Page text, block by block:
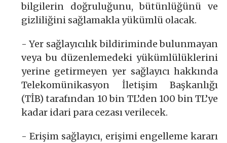
bilgilerin doğruluğunu, bütünlüğünü ve
gizliliğini sağlamakla yükümlü olacak.
- Yer sağlayıcılık bildiriminde bulunmayan
veya bu düzenlemedeki yükümlülüklerini
yerine getirmeyen yer sağlayıcı hakkında
Telekomünikasyon İletişim Başkanlığı
(TİB) tarafından 10 bin TL’den 100 bin TL’ye
kadar idari para cezası verilecek.
- Erişim sağlayıcı, erişimi engelleme kararı